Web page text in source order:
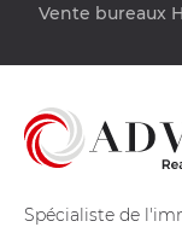
Vente bureaux
Spécialiste de